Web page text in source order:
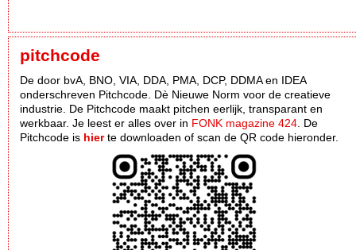
pitchcode
De door bvA, BNO, VIA, DDA, PMA, DCP, DDMA en IDEA
onderschreven Pitchcode. Dè Nieuwe Norm voor de creatieve
industrie. De Pitchcode maakt pitchen eerlijk, transparant en
werkbaar. Je leest er alles over in FONK magazine 424 . De
Pitchcode is hierte downloaden of scan de QR code hieronder.